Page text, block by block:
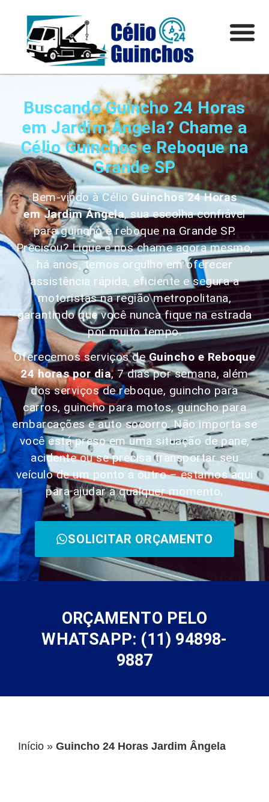
Buscando Guincho 24 Horas
em Jardim Ângela? Chame a
Célio Guinchos e Reboque na
Grande SP
Bem-vindo à CélioGuinchos 24 Horas
emJardim Ângela, sua escolha confiável
para guincho e reboque na Grande SP.
Precisou? Ligue e nos chame agora mesmo,
há anos, temos orgulho em oferecer
assistência rápida, eficiente e segura a
motoristas na região metropolitana,
garantindo que você nunca fique na estrada
por muito tempo.
Oferecemos serviços deGuincho e Reboque
24 horas por dia, 7 dias por semana, além
dos serviços de reboque, guincho para
carros, guincho para motos, guincho para
embarcações e auto socorro. Não importa se
você está preso em uma situação de pane,
acidente ou se precisa transportar seu
veículo de um ponto a outro – estamos aqui
para ajudar a qualquer momento.
SOLICITAR ORÇAMENTO
ORÇAMENTO PELO
WHATSAPP: (11) 94898-
9887
Início » Guincho 24 Horas Jardim Ângela